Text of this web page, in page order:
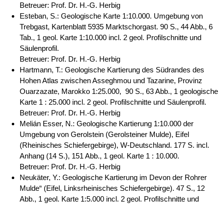
Betreuer: Prof. Dr. H.-G. Herbig
Esteban, S.: Geologische Karte 1:10.000. Umgebung von
Trebgast, Kartenblatt 5935 Marktschorgast. 90 S., 44 Abb., 6
Tab., 1 geol. Karte 1:10.000 incl. 2 geol. Profilschnitte und
Säulenprofil.
Betreuer: Prof. Dr. H.-G. Herbig
Hartmann, T.: Geologische Kartierung des Südrandes des
Hohen Atlas zwischen Asseghmou und Tazarine, Provinz
Ouarzazate, Marokko 1:25.000, 90 S., 63 Abb., 1 geologische
Karte 1 : 25.000 incl. 2 geol. Profilschnitte und Säulenprofil.
Betreuer: Prof. Dr. H.-G. Herbig
Melián Esser, N.: Geologische Kartierung 1:10.000 der
Umgebung von Gerolstein (Gerolsteiner Mulde), Eifel
(Rheinisches Schiefergebirge), W-Deutschland. 177 S. incl.
Anhang (14 S.), 151 Abb., 1 geol. Karte 1 : 10.000.
Betreuer: Prof. Dr. H.-G. Herbig
Neukäter, Y.: Geologische Kartierung im Devon der Rohrer
Mulde“ (Eifel, Linksrheinisches Schiefergebirge). 47 S., 12
Abb., 1 geol. Karte 1:5.000 incl. 2 geol. Profilschnitte und